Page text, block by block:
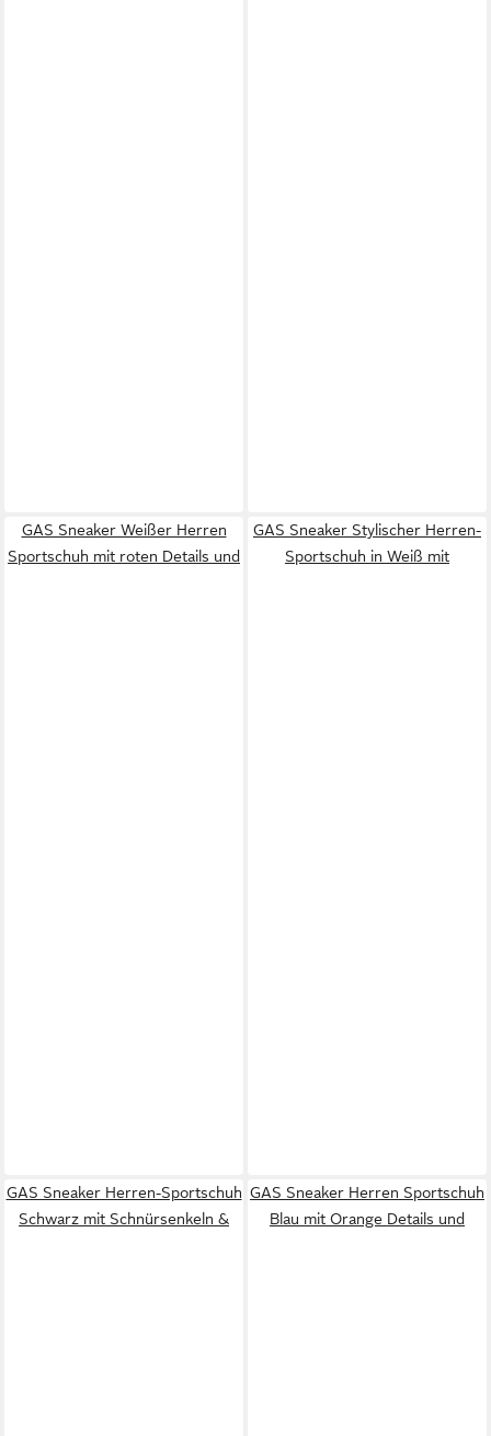
GAS Sneaker Weißer Herren
Sportschuh mit roten Details und
GAS Sneaker Stylischer Herren-
Sportschuh in Weiß mit
GAS Sneaker Herren-Sportschuh
Schwarz mit Schnürsenkeln &
GAS Sneaker Herren Sportschuh
Blau mit Orange Details und